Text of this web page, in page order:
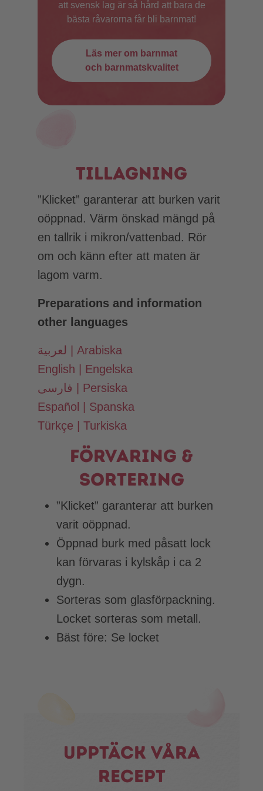
att svensk lag är så hård att bara de
bästa råvarorna får bli barnmat!
Läs mer om barnmat
och barnmatskvalitet
Tillagning
”Klicket” garanterar att burken varit
oöppnad. Värm önskad mängd på
en tallrik i mikron/vattenbad. Rör
om och känn efter att maten är
lagom varm.
Preparations and information
other languages
لعربية | Arabiska
English | Engelska
فارسی | Persiska
Español | Spanska
Türkçe | Turkiska
Förvaring &
sortering
”Klicket” garanterar att burken
varit oöppnad.
Öppnad burk med påsatt lock
kan förvaras i kylskåp i ca 2
dygn.
Sorteras som glasförpackning.
Locket sorteras som metall.
Bäst före: Se locket
Upptäck våra
recept